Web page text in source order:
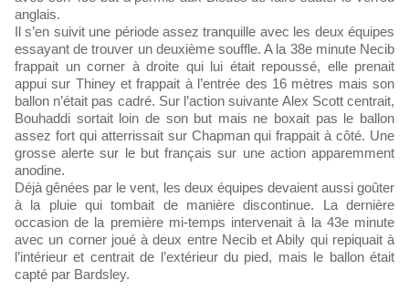
anglais.
Il s’en suivit une période assez tranquille avec les deux équipes
essayant de trouver un deuxième souffle. A la 38e minute Necib
frappait un corner à droite qui lui était repoussé, elle prenait
appui sur Thiney et frappait à l’entrée des 16 mètres mais son
ballon n’était pas cadré. Sur l’action suivante Alex Scott centrait,
Bouhaddi sortait loin de son but mais ne boxait pas le ballon
assez fort qui atterrissait sur Chapman qui frappait à côté. Une
grosse alerte sur le but français sur une action apparemment
anodine.
Déjà gênées par le vent, les deux équipes devaient aussi goûter
à la pluie qui tombait de manière discontinue. La dernière
occasion de la première mi-temps intervenait à la 43e minute
avec un corner joué à deux entre Necib et Abily qui repiquait à
l’intérieur et centrait de l’extérieur du pied, mais le ballon était
capté par Bardsley.